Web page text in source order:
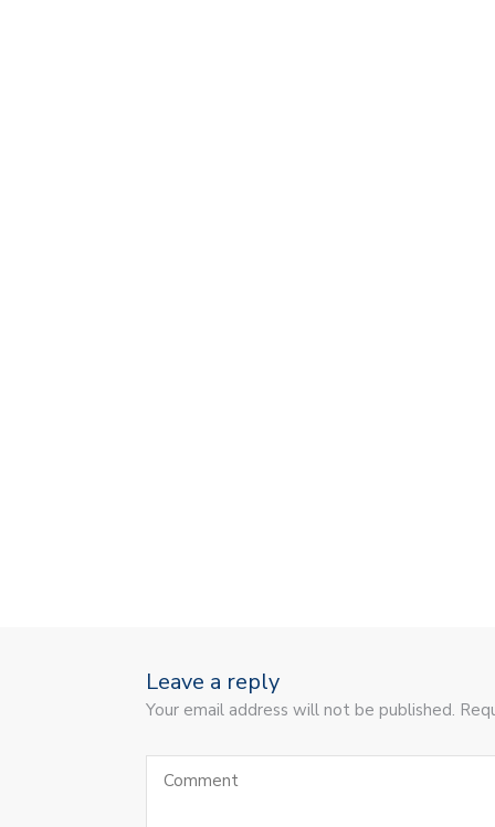
Leave a reply
Your email address will not be published.